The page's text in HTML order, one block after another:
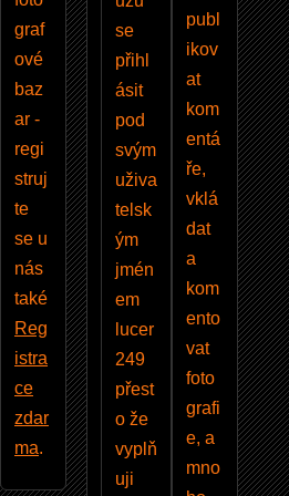
graf
ové
baz
ar -
regi
struj
te
se u
nás
také
Reg
istra
ce
zdar
ma.
se
přihl
ásit
pod
svým
uživa
telsk
ým
jmén
em
lucer
249
přest
o že
vyplň
uji
publ
ikov
at
kom
entá
ře,
vklá
dat
a
kom
ento
vat
foto
grafi
e, a
mno